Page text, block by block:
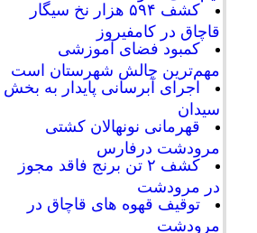
کشف ۵۹۴ هزار نخ سیگار
قاچاق در کامفیروز
کمبود فضای آموزشی
مهم‌ترین چالش شهرستان است
اجرای آبرسانی پایدار به بخش
سیدان
قهرمانی نونهالان کشتی
مرودشت درفارس
کشف ۲ تن برنج فاقد مجوز
در مرودشت
توقیف قهوه های قاچاق در
مرودشت